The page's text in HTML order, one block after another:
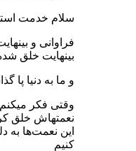
سلام خدمت
فراوانی و
بینهایت خلق
و ما به دنیا پا
وقتی فکر میکنم
نعمتهاش خلق
این نعمت‌ها به
کنیم